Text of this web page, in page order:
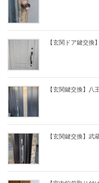
【玄関ドア鍵交換
【玄関鍵交換】八
【玄関鍵交換】武